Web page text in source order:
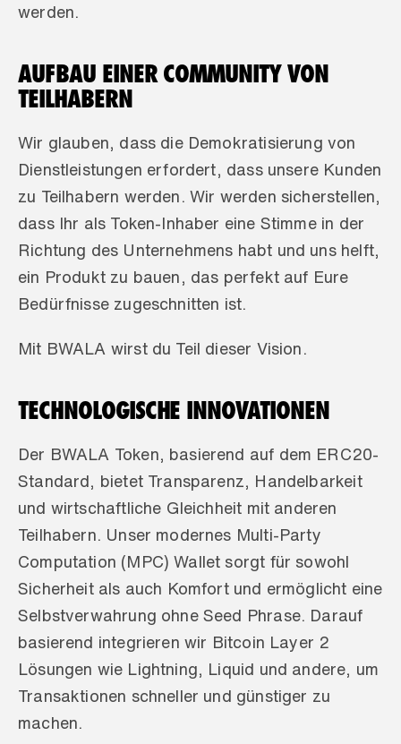
werden.
AUFBAU EINER COMMUNITY VON
TEILHABERN
Wir glauben, dass die Demokratisierung von
Dienstleistungen erfordert, dass unsere Kunden
zu Teilhabern werden. Wir werden sicherstellen,
dass Ihr als Token-Inhaber eine Stimme in der
Richtung des Unternehmens habt und uns helft,
ein Produkt zu bauen, das perfekt auf Eure
Bedürfnisse zugeschnitten ist.
Mit BWALA wirst du Teil dieser Vision.
TECHNOLOGISCHE INNOVATIONEN
Der BWALA Token, basierend auf dem ERC20-
Standard, bietet Transparenz, Handelbarkeit
und wirtschaftliche Gleichheit mit anderen
Teilhabern. Unser modernes Multi-Party
Computation (MPC) Wallet sorgt für sowohl
Sicherheit als auch Komfort und ermöglicht eine
Selbstverwahrung ohne Seed Phrase. Darauf
basierend integrieren wir Bitcoin Layer 2
Lösungen wie Lightning, Liquid und andere, um
Transaktionen schneller und günstiger zu
machen.